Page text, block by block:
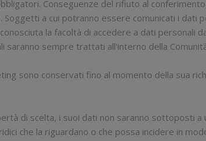
Conseguenze del rifiuto al
a cui potranno essere comunicati i
la facoltà di accedere a dati personali
sempre trattati all'interno della
sono conservati fino al momento della sua
di scelta, i suoi dati non saranno sottoposti
che la riguardano o che possa incidere in